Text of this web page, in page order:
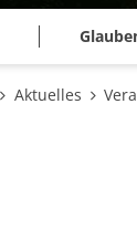
Aktuelles